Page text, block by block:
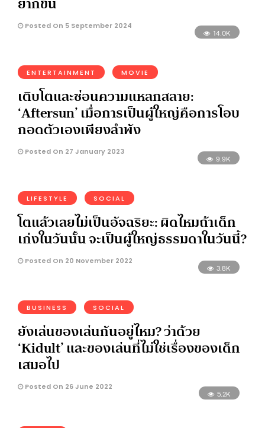
Posted On 5 September 2024
14.0K
ENTERTAINMENT MOVIE
เติบโตและซ่อนความแหลกสลาย:
‘Aftersun’ เมื่อการเป็นผู้ใหญ่คือการโอบ
กอดตัวเองเพียงลำพัง
Posted On 27 January 2023
9.9K
LIFESTYLE SOCIAL
โตแล้วเลยไม่เป็นอัจฉริยะ: ผิดไหมถ้าเด็ก
เก่งในวันนั้น จะเป็นผู้ใหญ่ธรรมดาในวันนี้?
Posted On 20 November 2022
3.8K
BUSINESS SOCIAL
ยังเล่นของเล่นกันอยู่ไหม? ว่าด้วย
‘Kidult’ และของเล่นที่ไม่ใช่เรื่องของเด็ก
เสมอไป
Posted On 26 June 2022
5.2K